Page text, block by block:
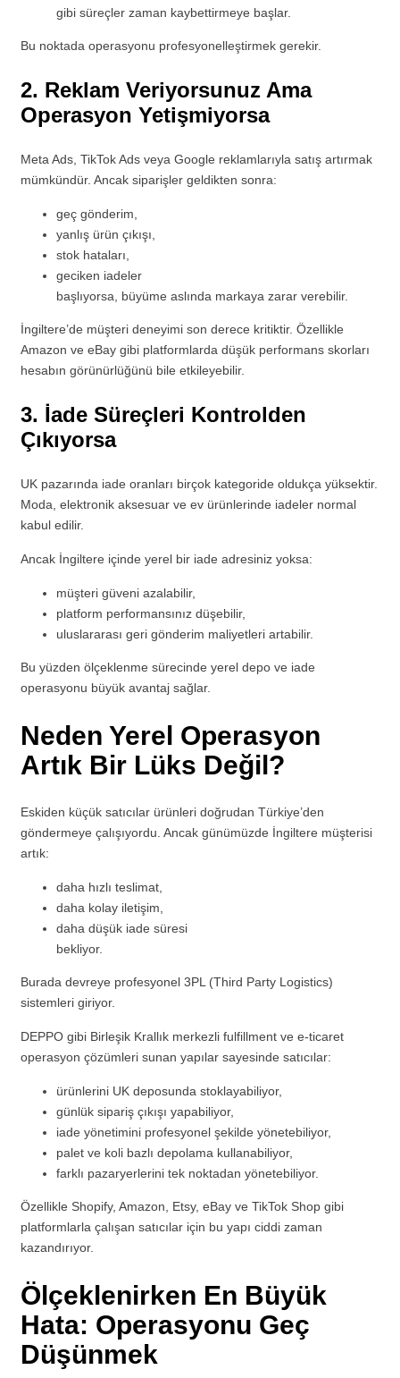
gibi süreçler zaman kaybettirmeye başlar.
Bu noktada operasyonu profesyonelleştirmek gerekir.
2. Reklam Veriyorsunuz Ama
Operasyon Yetişmiyorsa
Meta Ads, TikTok Ads veya Google reklamlarıyla satış artırmak
mümkündür. Ancak siparişler geldikten sonra:
geç gönderim,
yanlış ürün çıkışı,
stok hataları,
geciken iadeler
başlıyorsa, büyüme aslında markaya zarar verebilir.
İngiltere’de müşteri deneyimi son derece kritiktir. Özellikle
Amazon ve eBay gibi platformlarda düşük performans skorları
hesabın görünürlüğünü bile etkileyebilir.
3. İade Süreçleri Kontrolden
Çıkıyorsa
UK pazarında iade oranları birçok kategoride oldukça yüksektir.
Moda, elektronik aksesuar ve ev ürünlerinde iadeler normal
kabul edilir.
Ancak İngiltere içinde yerel bir iade adresiniz yoksa:
müşteri güveni azalabilir,
platform performansınız düşebilir,
uluslararası geri gönderim maliyetleri artabilir.
Bu yüzden ölçeklenme sürecinde yerel depo ve iade
operasyonu büyük avantaj sağlar.
Neden Yerel Operasyon
Artık Bir Lüks Değil?
Eskiden küçük satıcılar ürünleri doğrudan Türkiye’den
göndermeye çalışıyordu. Ancak günümüzde İngiltere müşterisi
artık:
daha hızlı teslimat,
daha kolay iletişim,
daha düşük iade süresi
bekliyor.
Burada devreye profesyonel 3PL (Third Party Logistics)
sistemleri giriyor.
DEPPO gibi Birleşik Krallık merkezli fulfillment ve e-ticaret
operasyon çözümleri sunan yapılar sayesinde satıcılar:
ürünlerini UK deposunda stoklayabiliyor,
günlük sipariş çıkışı yapabiliyor,
iade yönetimini profesyonel şekilde yönetebiliyor,
palet ve koli bazlı depolama kullanabiliyor,
farklı pazaryerlerini tek noktadan yönetebiliyor.
Özellikle Shopify, Amazon, Etsy, eBay ve TikTok Shop gibi
platformlarla çalışan satıcılar için bu yapı ciddi zaman
kazandırıyor.
Ölçeklenirken En Büyük
Hata: Operasyonu Geç
Düşünmek